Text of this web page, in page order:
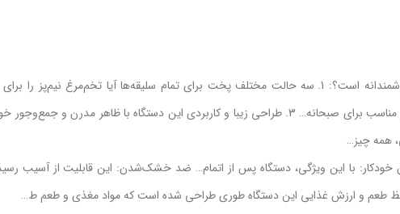
چرا دستگاه تخم مرغ پز گرین لاین یک انتخاب هوشمندانه است؟: 1. سه حالت مختلف پخت برای تمام سلیقه‌ها آیا
همه چیز…
خاموش شدن خودکار: با این ویژگی، دستگاه پس از اتمام… ضد خشک‌شدن: این قابلیت از